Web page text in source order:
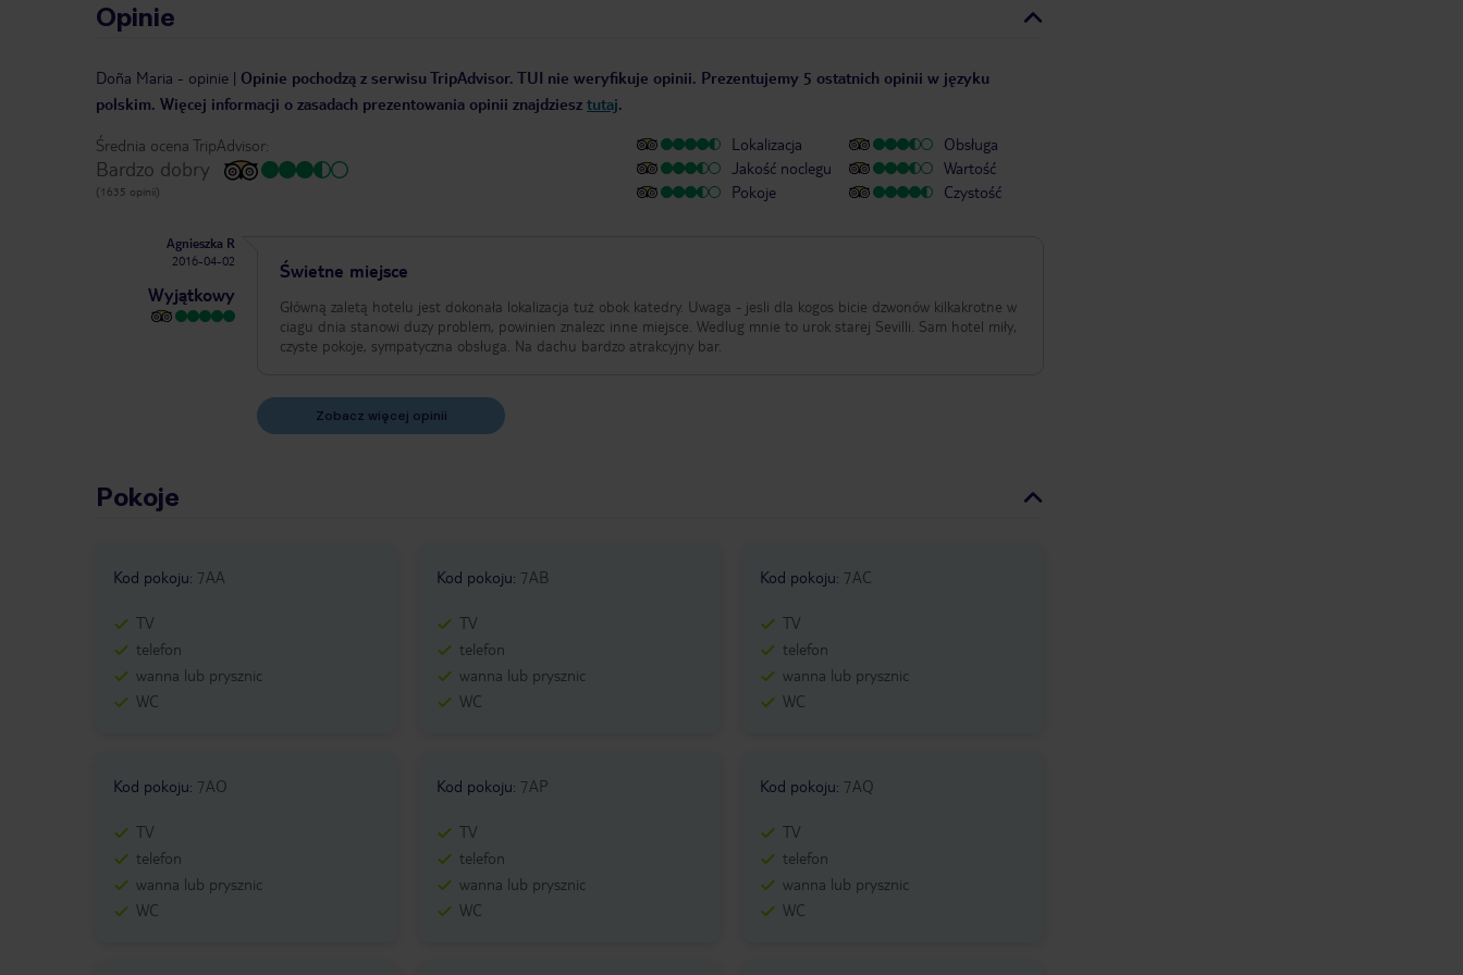
Opinie
Doña Maria - opinie | Opinie pochodzą z serwisu TripAdvisor. TUI nie weryfikuje opinii. Prezentujemy 5 ostatnich opinii w języku
polskim. Więcej informacji o zasadach prezentowania opinii znajdziesz tutaj.
Średnia ocena TripAdvisor:
Bardzo dobry
(1635 opinii)
Lokalizacja
Jakość noclegu
Pokoje
Obsługa
Wartość
Czystość
Agnieszka R
2016-04-02
Wyjątkowy
Świetne miejsce
Główną zaletą hotelu jest dokonała lokalizacja tuż obok katedry. Uwaga - jesli dla kogos bicie dzwonów kilkakrotne w
ciagu dnia stanowi duzy problem, powinien znalezc inne miejsce. Wedlug mnie to urok starej Sevilli. Sam hotel miły,
czyste pokoje, sympatyczna obsługa. Na dachu bardzo atrakcyjny bar.
Zobacz więcej opinii
Pokoje
Kod pokoju: 7AA
TV
telefon
wanna lub prysznic
WC
Kod pokoju: 7AB
TV
telefon
wanna lub prysznic
WC
Kod pokoju: 7AC
TV
telefon
wanna lub prysznic
WC
Kod pokoju: 7AO
TV
telefon
wanna lub prysznic
WC
Kod pokoju: 7AP
TV
telefon
wanna lub prysznic
WC
Kod pokoju: 7AQ
TV
telefon
wanna lub prysznic
WC